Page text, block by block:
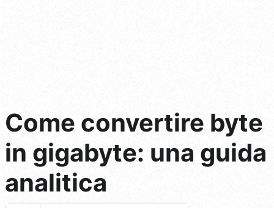
Come convertire byte
in gigabyte: una guida
analitica